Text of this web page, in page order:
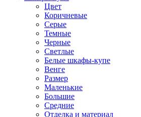
Цвет
Коричневые
Серые
Темные
Черные
Светлые
Белые шкафы-купе
Венге
Размер
Маленькие
Большие
Средние
Отделка и материал